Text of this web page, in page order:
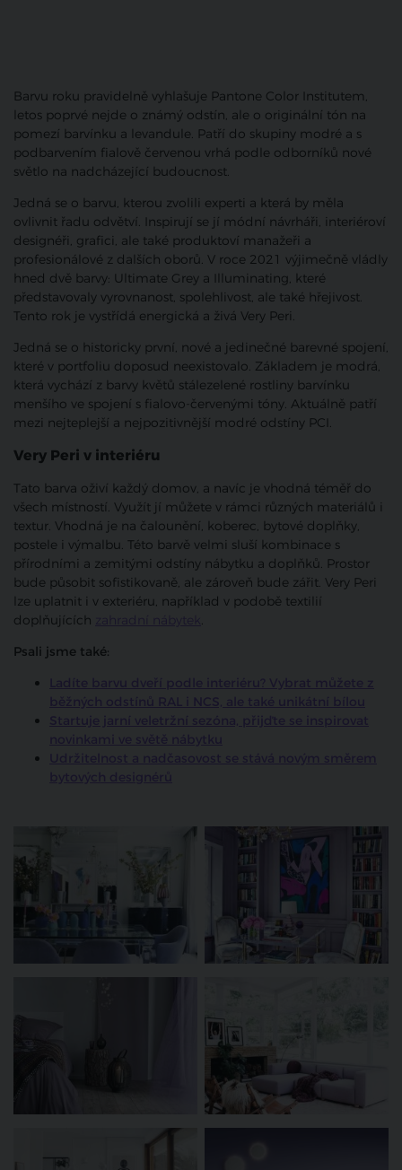
Barvu roku pravidelně vyhlašuje Pantone Color Institutem,
letos poprvé nejde o známý odstín, ale o originální tón na
pomezí barvínku a levandule. Patří do skupiny modré a s
podbarvením fialově červenou vrhá podle odborníků nové
světlo na nadcházející budoucnost.
Jedná se o barvu, kterou zvolili experti a která by měla
ovlivnit řadu odvětví. Inspirují se jí módní návrháři, interiéroví
designéři, grafici, ale také produktoví manažeři a
profesionálové z dalších oborů. V roce 2021 výjimečně vládly
hned dvě barvy: Ultimate Grey a Illuminating, které
představovaly vyrovnanost, spolehlivost, ale také hřejivost.
Tento rok je vystřídá energická a živá Very Peri.
Jedná se o historicky první, nové a jedinečné barevné spojení,
které v portfoliu doposud neexistovalo. Základem je modrá,
která vychází z barvy květů stálezelené rostliny barvínku
menšího ve spojení s fialovo-červenými tóny. Aktuálně patří
mezi nejteplejší a nejpozitivnější modré odstíny PCI.
Very Peri v interiéru
Tato barva oživí každý domov, a navíc je vhodná téměř do
všech místností. Využít jí můžete v rámci různých materiálů i
textur. Vhodná je na čalounění, koberec, bytové doplňky,
postele i výmalbu. Této barvě velmi sluší kombinace s
přírodními a zemitými odstíny nábytku a doplňků. Prostor
bude působit sofistikovaně, ale zároveň bude zářit. Very Peri
lze uplatnit i v exteriéru, například v podobě textilií
doplňujících zahradní nábytek .
Psali jsme také:
Ladíte barvu dveří podle interiéru? Vybrat můžete z
běžných odstínů RAL i NCS, ale také unikátní bílou
Startuje jarní veletržní sezóna, přijďte se inspirovat
novinkami ve světě nábytku
Udržitelnost a nadčasovost se stává novým směrem
bytových designérů